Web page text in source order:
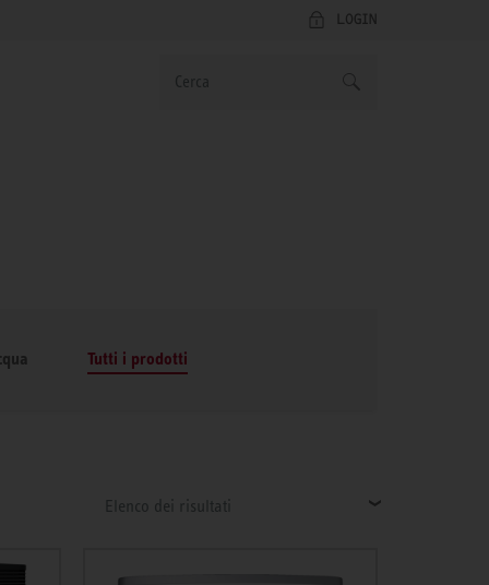
LOGIN
Tutti i prodotti
Elenco dei risultati